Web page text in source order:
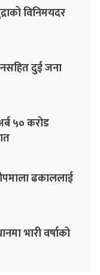
विनिमयदर
दुई जना
५० करोड
ढकाललाई
भारी वर्षाको